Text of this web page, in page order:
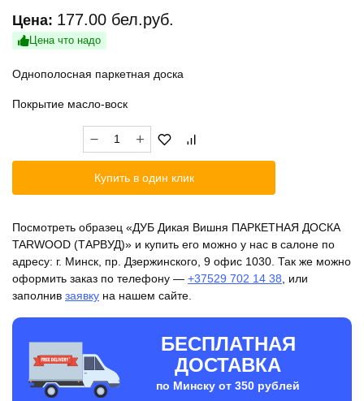
Цена: 177.00 бел.руб.
Цена что надо
Однополосная паркетная доска
Покрытие масло-воск
Количество
товара
Дикая
ДОСКА
TARWOOD
(ТАРВУД)
Купить в один клик
Посмотреть образец «ДУБ Дикая Вишня ПАРКЕТНАЯ ДОСКА
TARWOOD (ТАРВУД)» и купить его можно у нас в салоне по
адресу: г. Минск, пр. Дзержинского, 9 офис 1030. Так же можно
оформить заказ по телефону — +37529 702 14 38, или
заполнив заявку на нашем сайте.
БЕСПЛАТНАЯ
ДОСТАВКА
по Минску от 350 рублей